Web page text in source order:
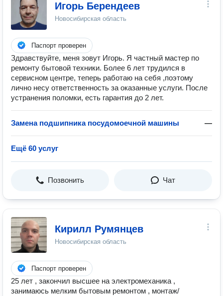
Игорь Берендеев
Новосибирская область
Паспорт проверен
Здравствуйте, меня зовут Игорь. Я частный мастер по
ремонту бытовой техники. Более 6 лет трудился в
сервисном центре, теперь работаю на себя ,поэтому
лично несу ответственность за оказанные услуги. После
устранения поломки, есть гарантия до 2 лет.
Замена подшипника посудомоечной машины —
Ещё 60 услуг
Позвонить Чат
Кирилл Румянцев
Новосибирская область
Паспорт проверен
25 лет , закончил высшее на электромеханика ,
занимаюсь мелким бытовым ремонтом , монтаж/